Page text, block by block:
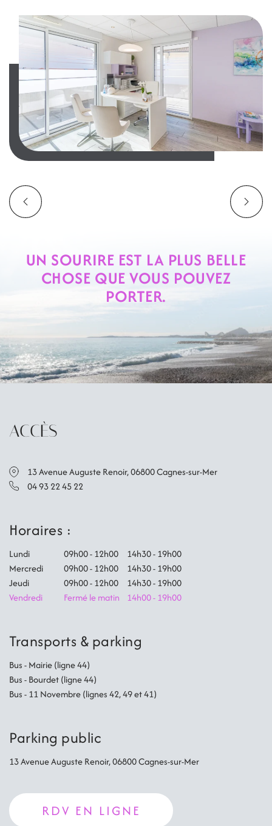
UN SOURIRE EST LA PLUS BELLE
CHOSE QUE VOUS POUVEZ
PORTER.
ACCÈS
13 Avenue Auguste Renoir, 06800 Cagnes-sur-Mer
04 93 22 45 22
Horaires :
Lundi 09h00 - 12h00
14h30 - 19h00
Mercredi
09h00 - 12h00
14h30 - 19h00
Jeudi
09h00 - 12h00
14h30 - 19h00
Vendredi
Fermé le matin 14h00 - 19h00
Transports & parking
Bus - Mairie (ligne 44)
Bus - Bourdet (ligne 44)
Bus - 11 Novembre (lignes 42, 49 et 41)
Parking public
13 Avenue Auguste Renoir, 06800 Cagnes-sur-Mer
RDV EN LIGNE